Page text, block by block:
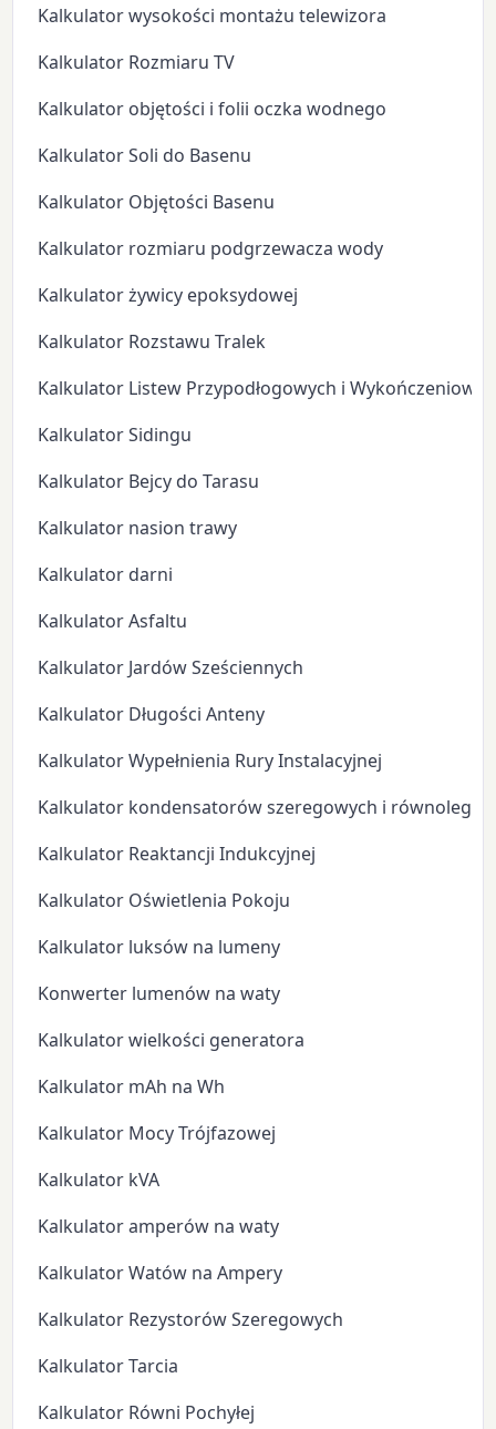
Kalkulator wysokości montażu telewizora
Kalkulator Rozmiaru TV
Kalkulator objętości i folii oczka wodnego
Kalkulator Soli do Basenu
Kalkulator Objętości Basenu
Kalkulator rozmiaru podgrzewacza wody
Kalkulator żywicy epoksydowej
Kalkulator Rozstawu Tralek
Kalkulator Listew Przypodłogowych i
Kalkulator Sidingu
Kalkulator Bejcy do Tarasu
Kalkulator nasion trawy
Kalkulator darni
Kalkulator Asfaltu
Kalkulator Jardów Sześciennych
Kalkulator Długości Anteny
Kalkulator Wypełnienia Rury Instalacyjnej
Kalkulator kondensatorów szeregowych i
Kalkulator Reaktancji Indukcyjnej
Kalkulator Oświetlenia Pokoju
Kalkulator luksów na lumeny
Konwerter lumenów na waty
Kalkulator wielkości generatora
Kalkulator mAh na Wh
Kalkulator Mocy Trójfazowej
Kalkulator kVA
Kalkulator amperów na waty
Kalkulator Watów na Ampery
Kalkulator Rezystorów Szeregowych
Kalkulator Tarcia
Kalkulator Równi Pochyłej